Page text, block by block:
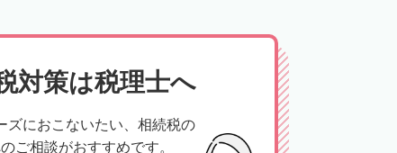
対策は税理士へ
ズにおこないたい、相続税の
ご相談がおすすめです。